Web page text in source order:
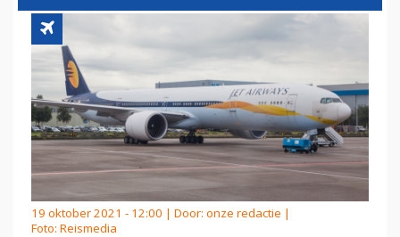
19 oktober 2021 - 12:00 | Door: onze redactie |
Foto: Reismedia